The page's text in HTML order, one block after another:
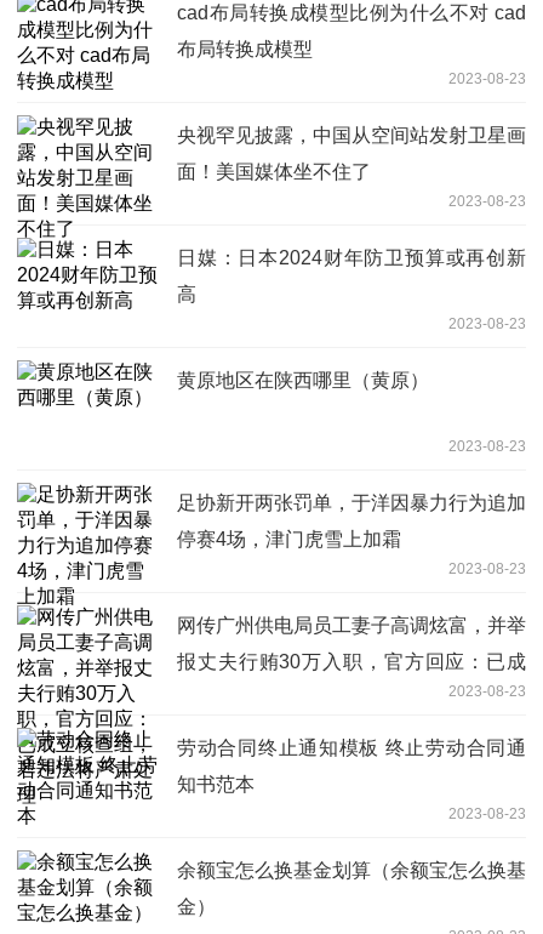
cad布局转换成模型比例为什么不对 cad
布局转换成模型
2023-08-23
央视罕见披露，中国从空间站发射卫星画
面！美国媒体坐不住了
2023-08-23
日媒：日本2024财年防卫预算或再创新
高
2023-08-23
黄原地区在陕西哪里（黄原）
2023-08-23
足协新开两张罚单，于洋因暴力行为追加
停赛4场，津门虎雪上加霜
2023-08-23
网传广州供电局员工妻子高调炫富，并举
报丈夫行贿30万入职，官方回应：已成
2023-08-23
劳动合同终止通知模板 终止劳动合同通
知书范本
2023-08-23
余额宝怎么换基金划算（余额宝怎么换基
金）